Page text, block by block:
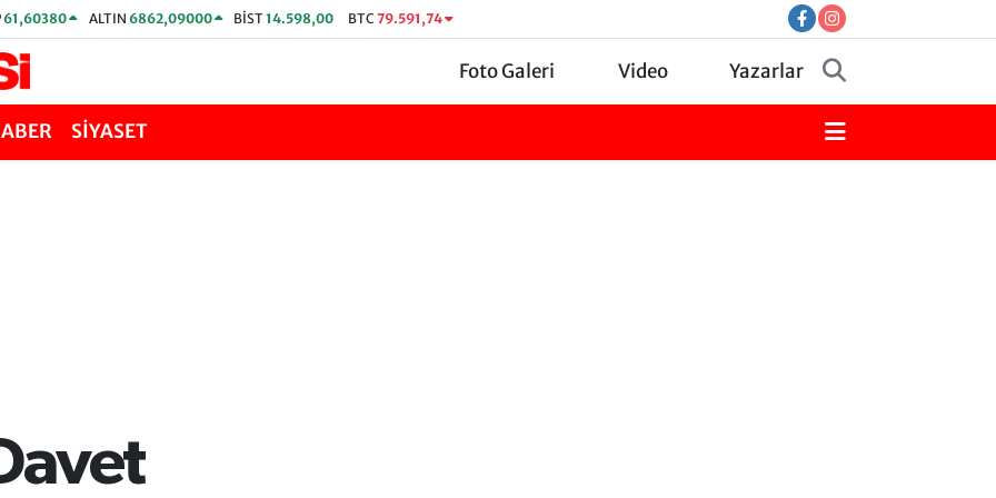
61,60380 ALTIN 6862,09000 BİST14.598,00 BTC 79.591,74
Foto Galeri Video Yazarlar
SİYASET